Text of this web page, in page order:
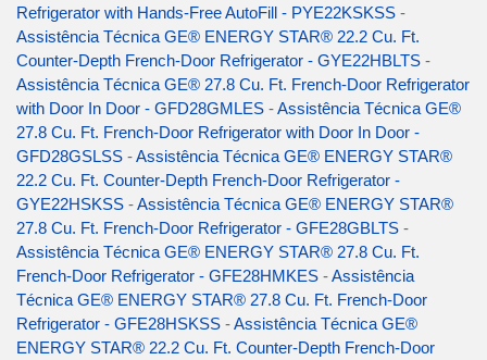
Refrigerator with Hands-Free AutoFill - PYE22KSKSS -
Assistência Técnica GE® ENERGY STAR® 22.2 Cu. Ft.
Counter-Depth French-Door Refrigerator - GYE22HBLTS -
Assistência Técnica GE® 27.8 Cu. Ft. French-Door Refrigerator
with Door In Door - GFD28GMLES -Assistência Técnica GE®
27.8 Cu. Ft. French-Door Refrigerator with Door In Door -
GFD28GSLSS -Assistência Técnica GE® ENERGY STAR®
22.2 Cu. Ft. Counter-Depth French-Door Refrigerator -
GYE22HSKSS -Assistência Técnica GE® ENERGY STAR®
27.8 Cu. Ft. French-Door Refrigerator - GFE28GBLTS -
Assistência Técnica GE® ENERGY STAR® 27.8 Cu. Ft.
French-Door Refrigerator - GFE28HMKES -Assistência
Técnica GE® ENERGY STAR® 27.8 Cu. Ft. French-Door
Refrigerator - GFE28HSKSS -Assistência Técnica GE®
ENERGY STAR® 22.2 Cu. Ft. Counter-Depth French-Door